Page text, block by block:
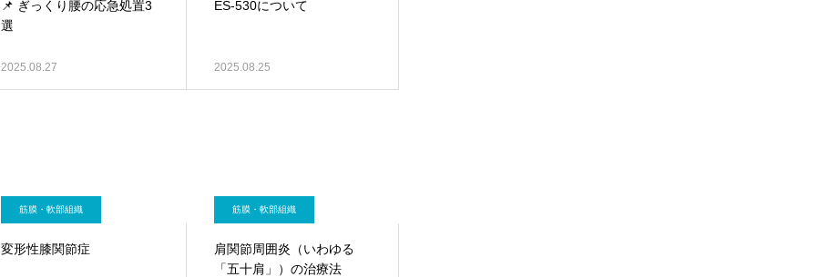
📌 ぎっくり腰の応急処置3
選
2025.08.27
ES-530について
2025.08.25
筋膜・軟部組織
変形性膝関節症
筋膜・軟部組織
肩関節周囲炎（いわゆる
「五十肩」）の治療法